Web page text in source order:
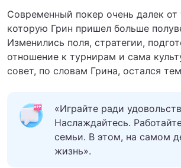
Современный покер очень далек от
которую Грин пришел больше
Изменились поля, стратегии,
отношение к турнирам и сама
совет, по словам Грина, остался
«Играйте ради
Наслаждайтесь.
семьи. В этом, на самом
жизнь».